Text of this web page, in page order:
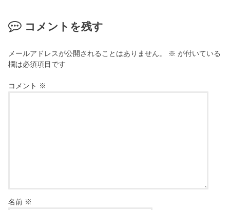
コメントを残す
メールアドレスが公開されることはありません。 ※ が付いている
欄は必須項目です
コメント ※
名前 ※